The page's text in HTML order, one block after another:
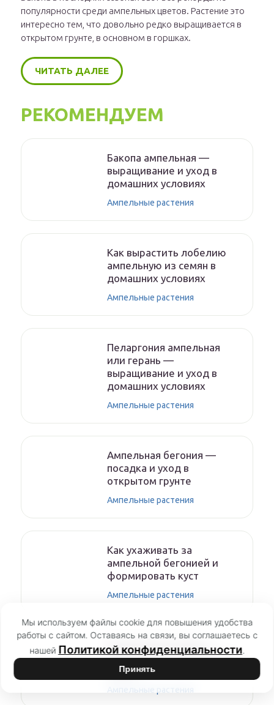
популярности среди ампельных цветов. Растение это
интересно тем, что довольно редко выращивается в
открытом грунте, в основном в горшках.
ЧИТАТЬ ДАЛЕЕ
РЕКОМЕНДУЕМ
Бакопа ампельная —
выращивание и уход в
домашних условиях
Ампельные растения
Как вырастить лобелию
ампельную из семян в
домашних условиях
Ампельные растения
Пеларгония ампельная
или герань —
выращивание и уход в
домашних условиях
Ампельные растения
Ампельная бегония —
посадка и уход в
открытом грунте
Ампельные растения
Как ухаживать за
ампельной бегонией и
формировать куст
Ампельные растения
Ампельная петуния —
выращивание в подвесных
кашпо
Ампельные растения
Мы используем файлы cookie для повышения удобства
работы с сайтом. Оставаясь на связи, вы соглашаетесь с
нашей Политикой конфиденциальности.
Принять